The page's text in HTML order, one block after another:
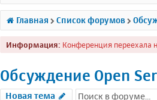
ы
л
к
Главная Список форумов
Информация: Конференция переехала
Обсуждение Open
Новая тема